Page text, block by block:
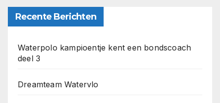
Recente Berichten
Waterpolo kampioentje kent een bondscoach
deel 3
Dreamteam Watervlo